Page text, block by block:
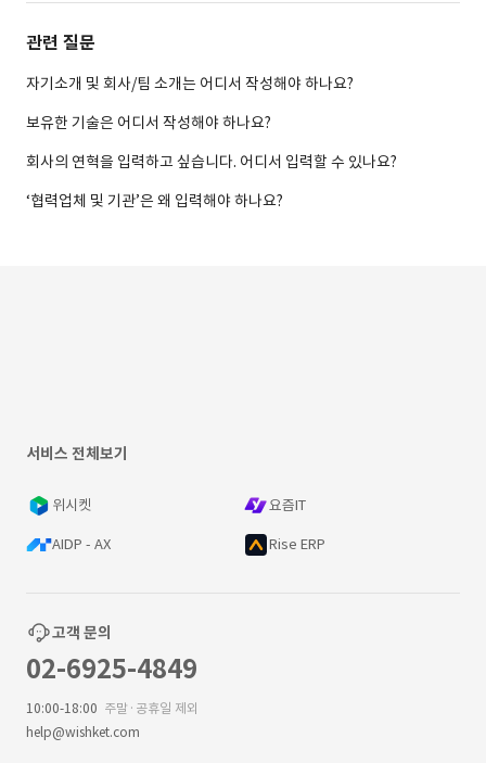
관련 질문
자기소개 및 회사/팀 소개는 어디서 작성해야 하나요?
보유한 기술은 어디서 작성해야 하나요?
회사의 연혁을 입력하고 싶습니다. 어디서 입력할 수 있나요?
‘협력업체 및 기관’은 왜 입력해야 하나요?
서비스 전체보기
위시켓 요즘IT
AIDP - AX Rise ERP
고객 문의
02-6925-4849
10:00-18:00 주말·공휴일 제외
help@wishket.com